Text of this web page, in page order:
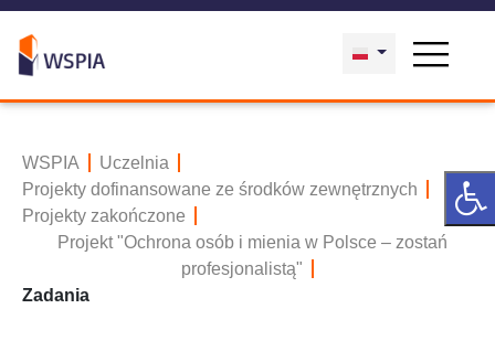
WSPIA
Uczelnia
Projekty dofinansowane ze środków zewnętrznych
Projekty zakończone
Projekt "Ochrona osób i mienia w Polsce – zostań
profesjonalistą"
Zadania